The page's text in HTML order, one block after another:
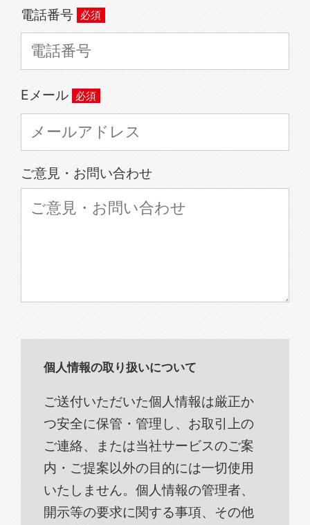
電話番号
Eメール
ご意見・お問い合わせ
個人情報の取り扱いについて
ご送付いただいた個人情報は厳正か
つ安全に保管・管理し、お取引上の
ご連絡、または当社サービスのご案
内・ご提案以外の目的には一切使用
いたしません。個人情報の管理者、
開示等の要求に関する事項、その他